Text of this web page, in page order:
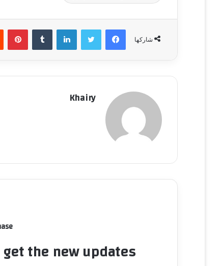
شاركها
فيسبوك تويتر لينكدإن ‏Tumblr بينتيريست
Khairy
the new updates!